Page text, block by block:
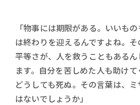
「物事には期限がある。いいも
は終わりを迎えるんですよね。
平等さが、人を救うこともある
ます。自分を苦しめた人も助け
どうしても死ぬ。その言葉は、
はないでしょうか」